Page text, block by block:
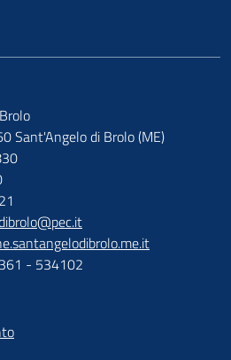
Sant'Angelo di Brolo (ME)
- 534102